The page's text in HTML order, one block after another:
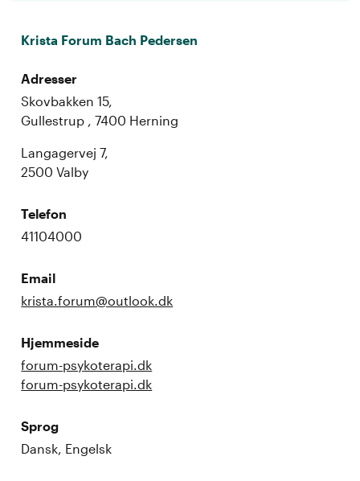
Krista Forum Bach Pedersen
Adresser
Skovbakken 15,
Gullestrup , 7400 Herning
Langagervej 7,
2500 Valby
Telefon
41104000
Email
krista.forum@outlook.dk
Hjemmeside
forum-psykoterapi.dk
forum-psykoterapi.dk
Sprog
Dansk, Engelsk